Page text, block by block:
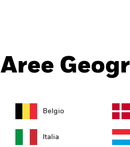
Aree
Belgio
Italia